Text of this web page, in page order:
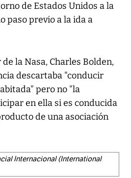
de Estados Unidos a la
paso previo a la ida a
la Nasa, Charles Bolden,
descartaba "conducir
pero no "la
en ella si es conducida
de una asociación
Internacional (International